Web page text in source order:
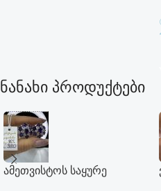
ნანახი პროდუქტები
ამეთვისტოს საყურე